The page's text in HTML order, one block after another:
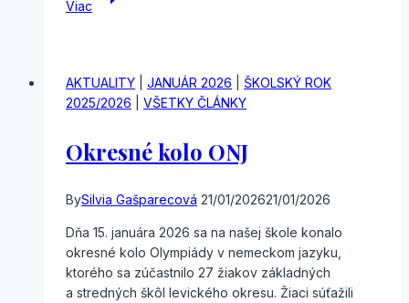
Viac
ľudských
AKTUALITY JANUÁR 2026
ŠKOLSKÝ ROK
2025/2026
VŠETKY ČLÁNKY
Okresné kolo ONJ
BySilvia Gašparecová 21/01/202621/01/2026
Dňa 15. januára 2026 sa na našej škole konalo
okresné kolo Olympiády v nemeckom jazyku,
ktorého sa zúčastnilo 27 žiakov základných
a stredných škôl levického okresu. Žiaci súťažili